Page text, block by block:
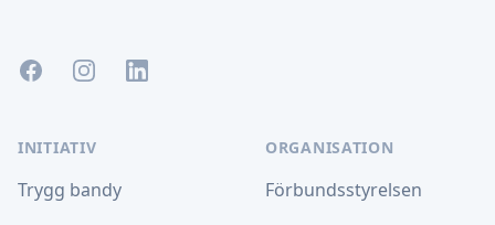
FacebookInstagramLinkedIn
INITIATIV
Trygg bandy
ORGANISATION
Förbundsstyrelsen